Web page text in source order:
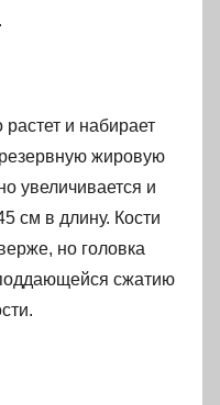
и набирает
жировую
увеличивается и
см в длину. Кости
но головка
сжатию